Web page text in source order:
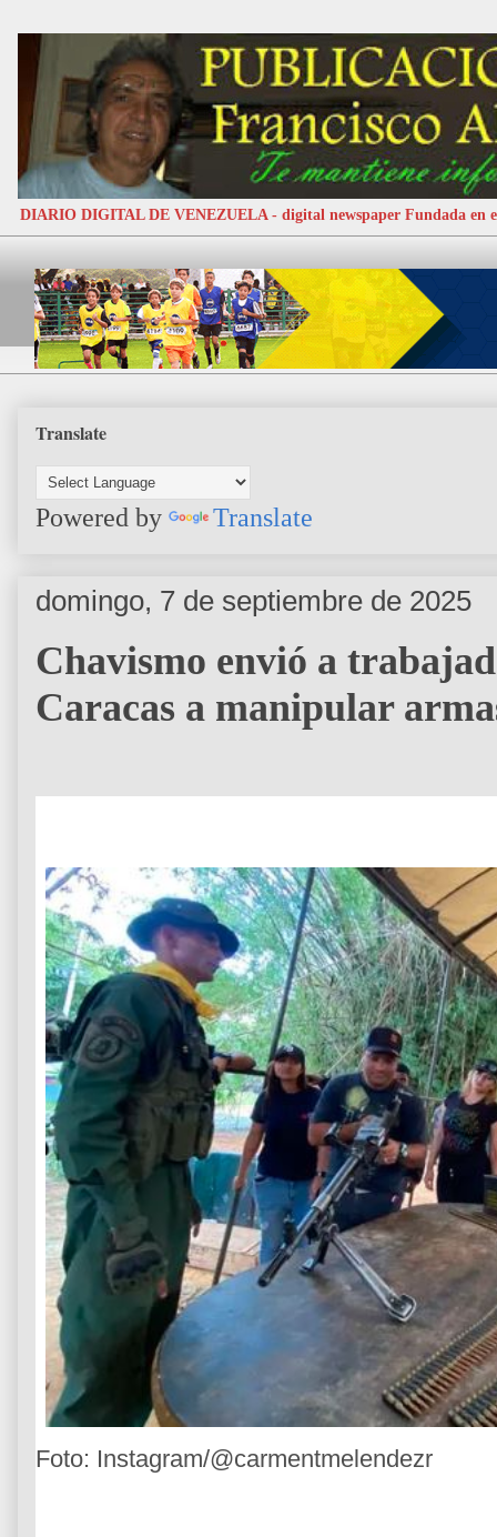
DIARIO DIGITAL DE VENEZUELA - digital newspaper Fundada en
Translate
Powered by Translate
domingo, 7 de septiembre de 2025
Chavismo envió a
Caracas a manipular
Foto: Instagram/@carmentmelendezr